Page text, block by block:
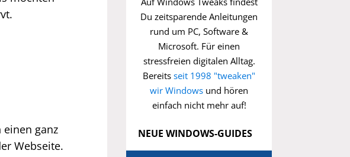
ganz
Webseite.
Du zeitsparende Anleitungen
rund um PC, Software &
Microsoft. Für einen
stressfreien digitalen Alltag.
Bereits seit 1998 "tweaken"
wir Windows und hören
einfach nicht mehr auf!
NEUE WINDOWS-GUIDES